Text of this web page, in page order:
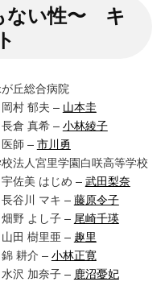
ない性〜 キ
丘総合病院
村 郁夫 – 山本圭
倉 真希 –小林綾子
師 –市川勇
法人宮里学園白咲高等学校
佐美 はじめ –武田梨奈
谷川 マキ –藤原令子
野 よし子 – 尾崎千瑛
田 樹里亜 – 趣里
耕介 –小林正寛
沢 加奈子 – 鹿沼憂妃